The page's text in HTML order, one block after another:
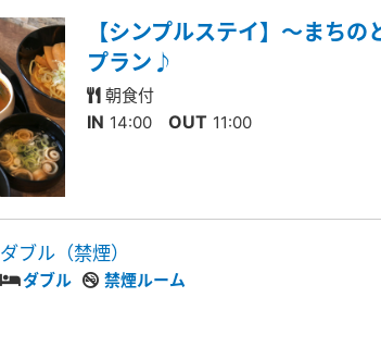
【シンプルステイ】～まち
プラン♪
朝食付
IN 14:00 OUT 11:00
ダブル（禁煙）
ダブル 禁煙ルーム